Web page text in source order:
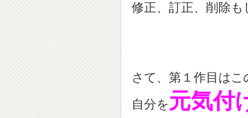
修正、訂正、削除も
さて、第１作目はこ
自分を 元気付